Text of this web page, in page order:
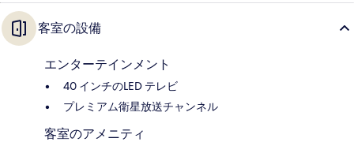
客室の設備
エンターテインメント
40 インチのLED テレビ
プレミアム衛星放送チャンネル
客室のアメニティ